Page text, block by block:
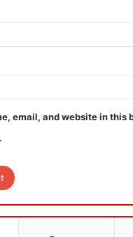
email, and website in this